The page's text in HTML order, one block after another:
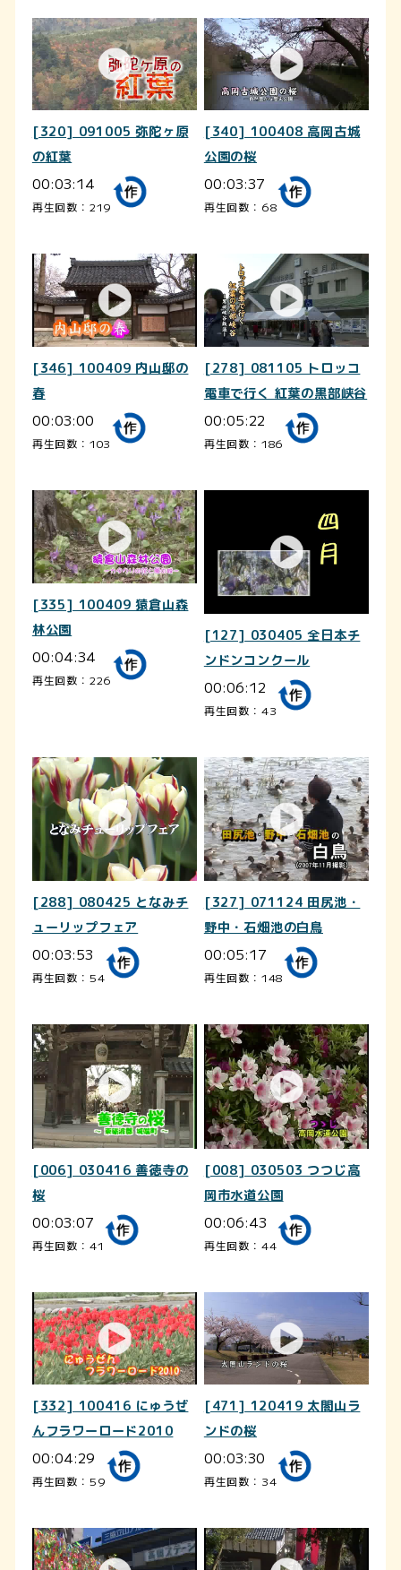
[320] 091005 弥陀ヶ原
の紅葉
00:03:14
再生回数：219
[340] 100408 高岡古城
公園の桜
00:03:37
再生回数：68
[346] 100409 内山邸の
春
00:03:00
再生回数：103
[278] 081105 トロッコ
電車で行く 紅葉の黒部峡谷
00:05:22
再生回数：186
[335] 100409 猿倉山森
林公園
00:04:34
再生回数：226
[127] 030405 全日本チ
ンドンコンクール
00:06:12
再生回数：43
[288] 080425 となみチ
ューリップフェア
00:03:53
再生回数：54
[327] 071124 田尻池・
野中・石畑池の白鳥
00:05:17
再生回数：148
[006] 030416 善徳寺の
桜
00:03:07
再生回数：41
[008] 030503 つつじ高
岡市水道公園
00:06:43
再生回数：44
[332] 100416 にゅうぜ
んフラワーロード2010
00:04:29
再生回数：59
[471] 120419 太閤山ラ
ンドの桜
00:03:30
再生回数：34